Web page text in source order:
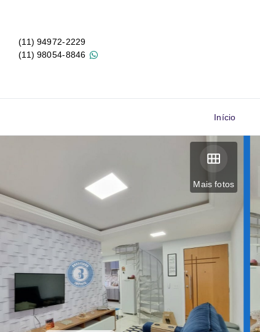
(11) 94972-2229
(11) 98054-8846
Início
Mais fotos